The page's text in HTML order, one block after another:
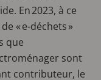
En 2023, à ce
de « e-déchets »
que
sont
contributeur, le